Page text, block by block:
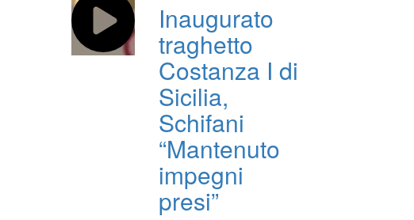
Inaugurato
traghetto
Costanza I di
Sicilia,
Schifani
“Mantenuto
impegni
presi”